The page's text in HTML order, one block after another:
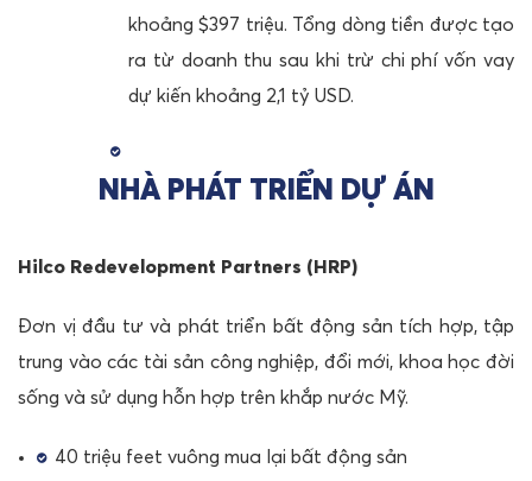
khoảng $397 triệu. Tổng dòng tiền được tạo
ra từ doanh thu sau khi trừ chi phí vốn vay
dự kiến khoảng 2,1 tỷ USD.
NHÀ PHÁT TRIỂN DỰ ÁN
Hilco Redevelopment Partners (HRP)
Đơn vị đầu tư và phát triển bất động sản tích hợp, tập
trung vào các tài sản công nghiệp, đổi mới, khoa học đời
sống và sử dụng hỗn hợp trên khắp nước Mỹ.
40 triệu feet vuông mua lại bất động sản